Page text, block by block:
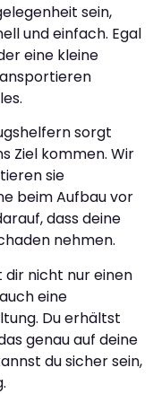
sein,
und einfach. Egal
eine kleine
sorgt
Ziel kommen. Wir
sie
beim Aufbau vor
dass deine
nehmen.
dir nicht nur einen
eine
Du erhältst
genau auf deine
du sicher sein,